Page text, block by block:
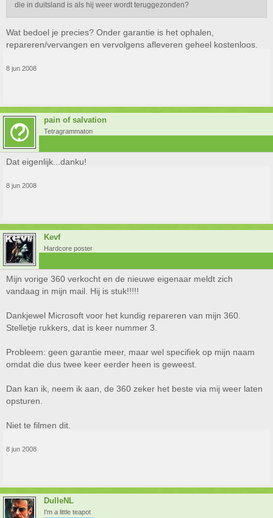
die in duitsland is als hij weer wordt teruggezonden?
Wat bedoel je precies? Onder garantie is het ophalen,
repareren/vervangen en vervolgens afleveren geheel kostenloos.
8 jun 2008
pain of salvation
Tetragrammaton
Dat eigenlijk...danku!
8 jun 2008
Kevf
Hardcore poster
Mijn vorige 360 verkocht en de nieuwe eigenaar meldt zich
vandaag in mijn mail. Hij is stuk!!!!!
Dankjewel Microsoft voor het kundig repareren van mijn 360.
Stelletje rukkers, dat is keer nummer 3.
Probleem: geen garantie meer, maar wel specifiek op mijn naam
omdat die dus twee keer eerder heen is geweest.
Dan kan ik, neem ik aan, de 360 zeker het beste via mij weer laten
opsturen.
Niet te filmen dit.
8 jun 2008
DulleNL
I'm a little teapot